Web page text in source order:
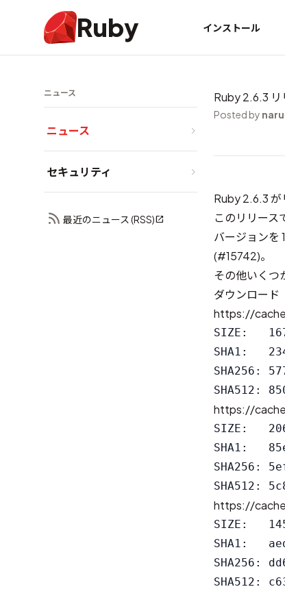
Ruby インストール
ニュース
ニュース
セキュリティ
最近のニュース (RSS)
Ruby 2.6.3 リ
Posted by
Ruby 2.6.3 が
このリリース
バージョンを
(#15742)。
その他いくつ
ダウンロード
https://
SIZE:
SHA1:
SHA256:
https://
SIZE:
SHA1:
SHA256:
https://
SIZE:
SHA1:
SHA256: